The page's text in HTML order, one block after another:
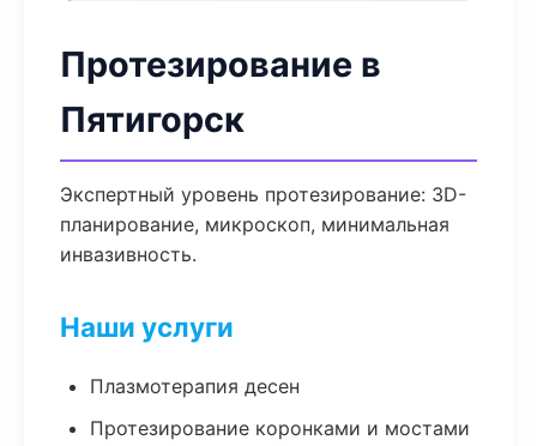
Протезирование в
Пятигорск
Экспертный уровень протезирование: 3D-
планирование, микроскоп, минимальная
инвазивность.
Наши услуги
Плазмотерапия десен
Протезирование коронками и мостами